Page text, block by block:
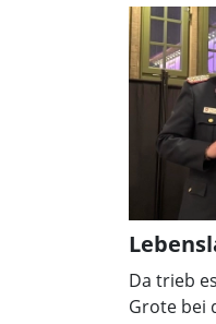
Joachim
des
von 22
der
Da trieb
Grote bei